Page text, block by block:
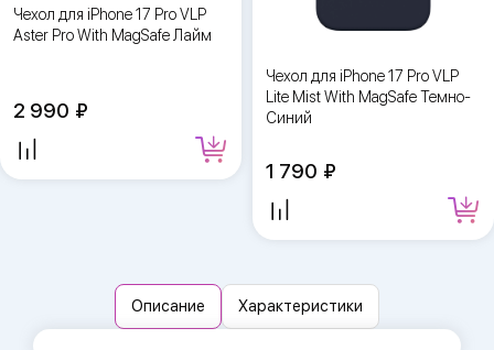
Чехол для iPhone 17 Pro VLP
Aster Pro With MagSafe Лайм
2 990
Чехол для iPhone 17 Pro VLP
Lite Mist With MagSafe Темно-
Синий
1 790
Описание Характеристики